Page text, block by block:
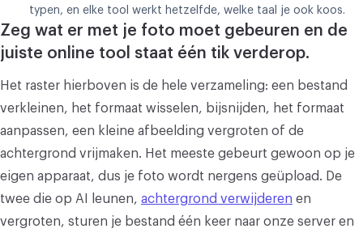
typen, en elke tool werkt hetzelfde, welke taal je ook koos.
Zeg wat er met je foto moet gebeuren en de
juiste online tool staat één tik verderop.
Het raster hierboven is de hele verzameling: een bestand
verkleinen, het formaat wisselen, bijsnijden, het formaat
aanpassen, een kleine afbeelding vergroten of de
achtergrond vrijmaken. Het meeste gebeurt gewoon op je
eigen apparaat, dus je foto wordt nergens geüpload. De
twee die op AI leunen, achtergrond verwijderen en
vergroten, sturen je bestand één keer naar onze server en